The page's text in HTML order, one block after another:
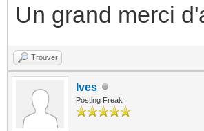
Un grand merci
Trouver
Ives
Posting Freak